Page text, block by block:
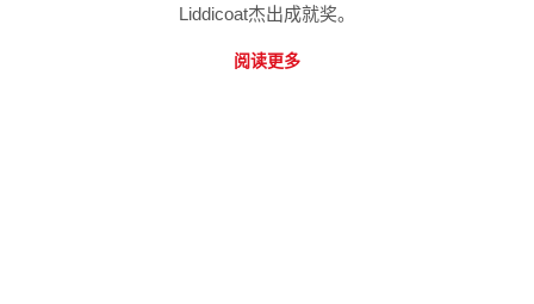
Liddicoat杰出成就奖。
阅读更多